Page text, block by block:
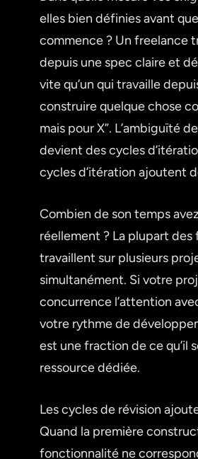
elles bien définies avant
commence ? Un freelance
depuis une spec claire et
vite qu’un qui travaille
construire quelque chose
mais pour X”. L’ambiguïté
devient des cycles
cycles d’itération ajoutent
Combien de son temps
réellement ? La plupart des
travaillent sur plusieurs
simultanément. Si votre
concurrence l’attention
votre rythme de
est une fraction de ce qu’il
ressource dédiée.
Les cycles de révision
Quand la première
fonctionnalité ne